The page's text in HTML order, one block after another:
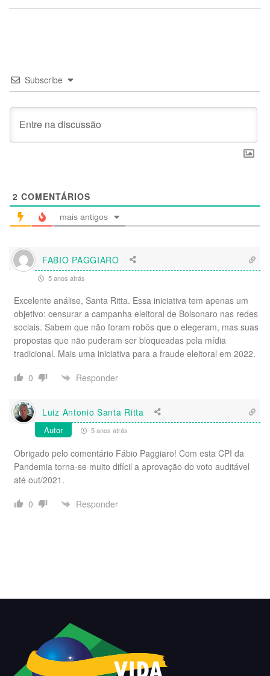
Subscribe
2 COMENTÁRIOS
mais antigos
FABIO PAGGIARO
5 anos atrás
Excelente análise, Santa Ritta. Essa iniciativa tem apenas um
objetivo: censurar a campanha eleitoral de Bolsonaro nas redes
sociais. Sabem que não foram robôs que o elegeram, mas suas
propostas que não puderam ser bloqueadas pela mídia
tradicional. Mais uma iniciativa para a fraude eleitoral em 2022.
0
Responder
Luiz Antonio Santa Ritta
Autor 5 anos atrás
Obrigado pelo comentário Fábio Paggiaro! Com esta CPI da
Pandemia torna-se muito difícil a aprovação do voto auditável
até out/2021.
0
Responder